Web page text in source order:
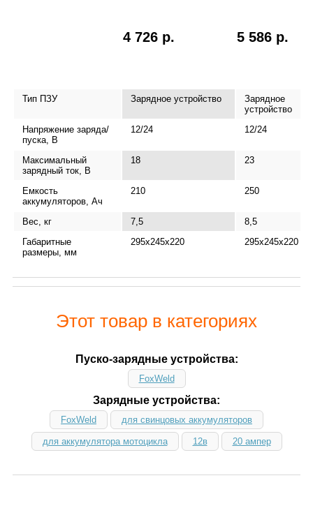
4 726 р. 5 586 р.
Тип ПЗУ Зарядное устройство
Зарядное
устройство
Напряжение заряда/
пуска, В
12/24 12/24
Максимальный
зарядный ток, В
18 23
Емкость
аккумуляторов, Ач
210 250
Вес, кг 7,5
8,5
Габаритные
размеры, мм
295х245х220 295х245х220
Этот товар в категориях
Пуско-зарядные устройства:
FoxWeld
Зарядные устройства:
FoxWeld для свинцовых аккумуляторов
для аккумулятора мотоцикла 12в 20 ампер